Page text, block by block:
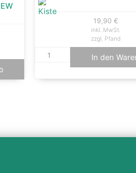
19,90 €
inkl. MwSt.
zzgl. Pfand
In den